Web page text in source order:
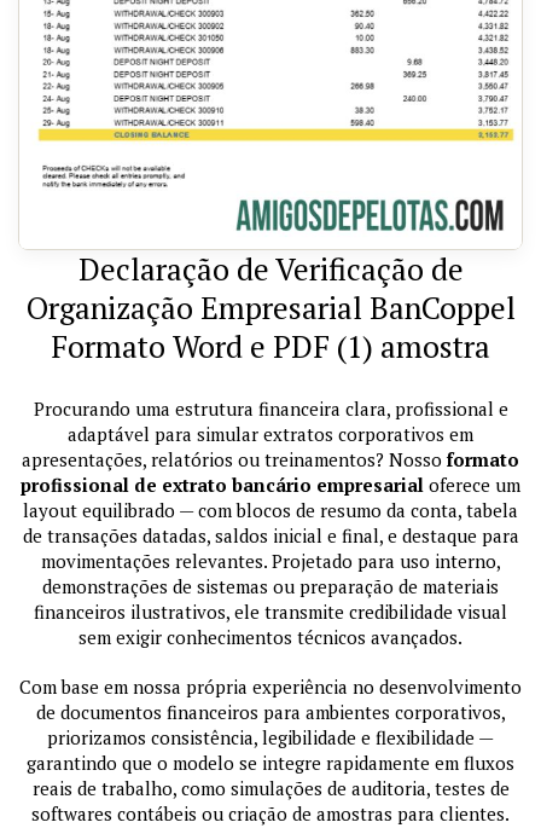
Declaração de Verificação de
Organização Empresarial BanCoppel
Formato Word e PDF (1) amostra
Procurando uma estrutura financeira clara, profissional e
adaptável para simular extratos corporativos em
apresentações, relatórios ou treinamentos? Nosso formato
profissional de extrato bancário empresarial oferece um
layout equilibrado — com blocos de resumo da conta, tabela
de transações datadas, saldos inicial e final, e destaque para
movimentações relevantes. Projetado para uso interno,
demonstrações de sistemas ou preparação de materiais
financeiros ilustrativos, ele transmite credibilidade visual
sem exigir conhecimentos técnicos avançados.
Com base em nossa própria experiência no desenvolvimento
de documentos financeiros para ambientes corporativos,
priorizamos consistência, legibilidade e flexibilidade —
garantindo que o modelo se integre rapidamente em fluxos
reais de trabalho, como simulações de auditoria, testes de
softwares contábeis ou criação de amostras para clientes.